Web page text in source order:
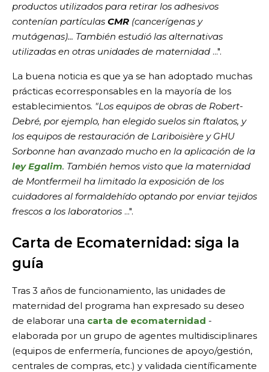
productos utilizados para retirar los adhesivos
contenían partículas CMR (cancerígenas y
mutágenas)... También estudió las alternativas
utilizadas en otras unidades de maternidad ...".
La buena noticia es que ya se han adoptado muchas
prácticas ecorresponsables en la mayoría de los
establecimientos. "Los equipos de obras de Robert-
Debré, por ejemplo, han elegido suelos sin ftalatos, y
los equipos de restauración de Lariboisière y GHU
Sorbonne han avanzado mucho en la aplicación de la
ley Egalim. También hemos visto que la maternidad
de Montfermeil ha limitado la exposición de los
cuidadores al formaldehído optando por enviar tejidos
frescos a los laboratorios ...".
Carta de Ecomaternidad: siga la
guía
Tras 3 años de funcionamiento, las unidades de
maternidad del programa han expresado su deseo
de elaborar una carta de ecomaternidad -
elaborada por un grupo de agentes multidisciplinares
(equipos de enfermería, funciones de apoyo/gestión,
centrales de compras, etc.) y validada científicamente